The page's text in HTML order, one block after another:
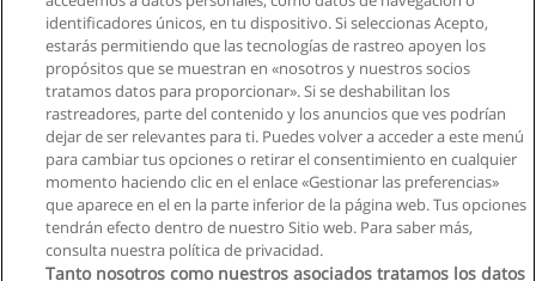
identificadores únicos, en tu dispositivo. Si seleccionas Acepto,
estarás permitiendo que las tecnologías de rastreo apoyen los
propósitos que se muestran en «nosotros y nuestros socios
tratamos datos para proporcionar». Si se deshabilitan los
rastreadores, parte del contenido y los anuncios que ves podrían
dejar de ser relevantes para ti. Puedes volver a acceder a este menú
para cambiar tus opciones o retirar el consentimiento en cualquier
momento haciendo clic en el enlace «Gestionar las preferencias»
que aparece en el en la parte inferior de la página web. Tus opciones
tendrán efecto dentro de nuestro Sitio web. Para saber más,
consulta nuestra política de privacidad.
Tanto nosotros como nuestros asociados tratamos los datos